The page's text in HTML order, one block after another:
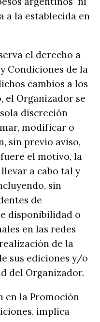
a la establecida en
el derecho a
Condiciones de la
cambios a los
el Organizador se
discreción
modificar o
sin previo aviso,
el motivo, la
a cabo tal y
sin
de
disponibilidad o
en las redes
de la
sus ediciones y/o
del Organizador.
en la Promoción
implica